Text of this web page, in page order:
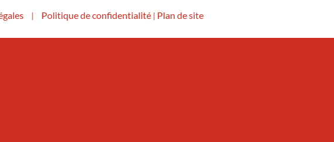
| Politique de confidentialité| Plan de site